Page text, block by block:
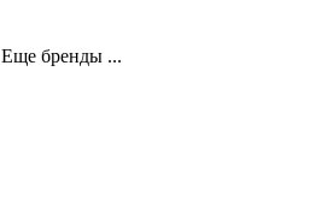
Еще бренды ...